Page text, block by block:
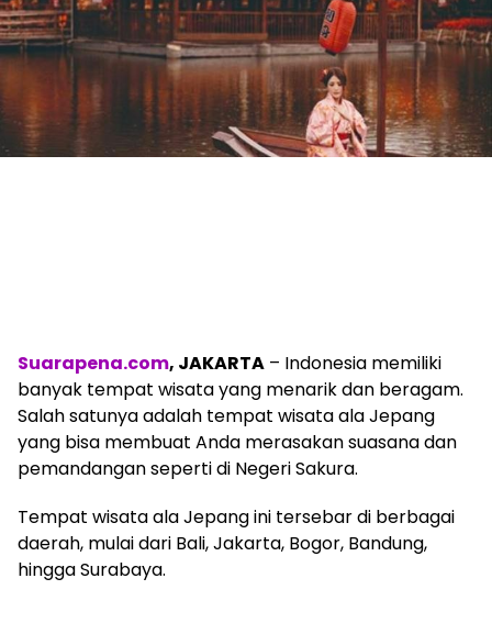
Suarapena.com, JAKARTA – Indonesia memiliki
banyak tempat wisata yang menarik dan beragam.
Salah satunya adalah tempat wisata ala Jepang
yang bisa membuat Anda merasakan suasana dan
pemandangan seperti di Negeri Sakura.
Tempat wisata ala Jepang ini tersebar di berbagai
daerah, mulai dari Bali, Jakarta, Bogor, Bandung,
hingga Surabaya.